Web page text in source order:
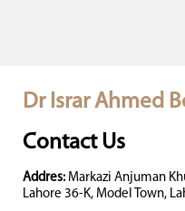
Dr Israr Ahmed
Contact Us
Addres: Markazi Anjuman
Lahore 36-K, Model Town,